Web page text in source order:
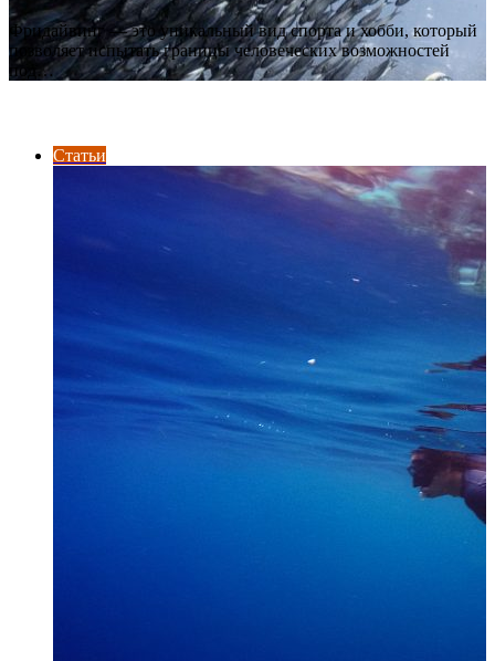
Фридайвинг — это уникальный вид спорта и хобби, который
позволяет испытать границы человеческих возможностей
под…
Статьи